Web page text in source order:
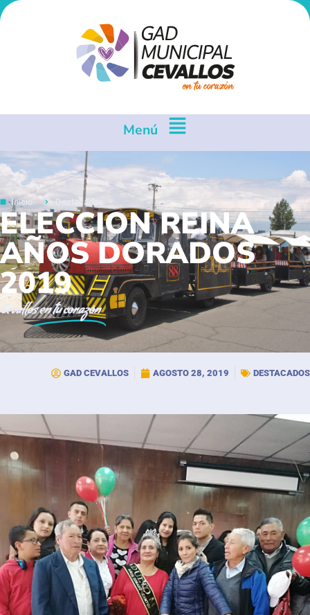
Menú
Inicio Destacados
ELECCION REINA
AÑOS DORADOS
2019
Cevallosen tu corazón
GAD CEVALLOS AGOSTO 28, 2019 DESTACADOS